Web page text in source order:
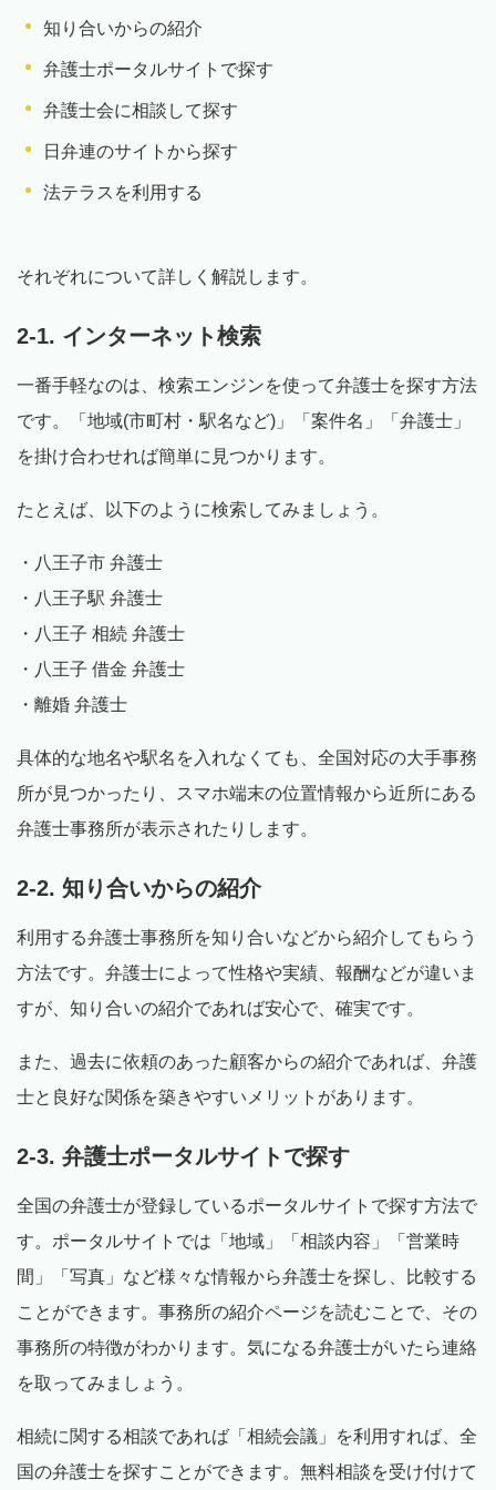
知り合いからの紹介
弁護士ポータルサイトで探す
弁護士会に相談して探す
日弁連のサイトから探す
法テラスを利用する
それぞれについて詳しく解説します。
2-1. インターネット検索
一番手軽なのは、検索エンジンを使って弁護士を探す方法
です。「地域(市町村・駅名など)」「案件名」「弁護士」
を掛け合わせれば簡単に見つかります。
たとえば、以下のように検索してみましょう。
・八王子市 弁護士
・八王子駅 弁護士
・八王子 相続 弁護士
・八王子 借金 弁護士
・離婚 弁護士
具体的な地名や駅名を入れなくても、全国対応の大手事務
所が見つかったり、スマホ端末の位置情報から近所にある
弁護士事務所が表示されたりします。
2-2. 知り合いからの紹介
利用する弁護士事務所を知り合いなどから紹介してもらう
方法です。弁護士によって性格や実績、報酬などが違いま
すが、知り合いの紹介であれば安心で、確実です。
また、過去に依頼のあった顧客からの紹介であれば、弁護
士と良好な関係を築きやすいメリットがあります。
2-3. 弁護士ポータルサイトで探す
全国の弁護士が登録しているポータルサイトで探す方法で
す。ポータルサイトでは「地域」「相談内容」「営業時
間」「写真」など様々な情報から弁護士を探し、比較する
ことができます。事務所の紹介ページを読むことで、その
事務所の特徴がわかります。気になる弁護士がいたら連絡
を取ってみましょう。
相続に関する相談であれば「相続会議」を利用すれば、全
国の弁護士を探すことができます。無料相談を受け付けて